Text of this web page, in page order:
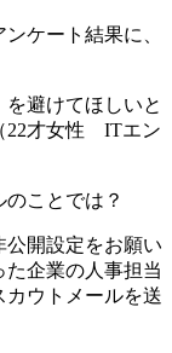
ケート結果に、
避けてほしいと
22才女性 ITエン
のことでは？
公開設定をお願い
企業の人事担当
ウトメールを送